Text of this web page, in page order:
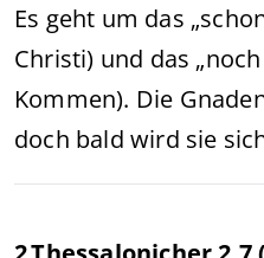
Es geht um das
Christi) und das
Kommen). Die
doch bald wird sie